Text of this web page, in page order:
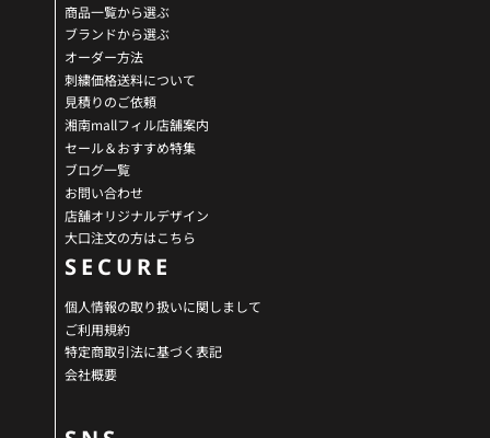
商品一覧から選ぶ
ブランドから選ぶ
オーダー方法
刺繍価格送料について
見積りのご依頼
湘南mallフィル店舗案内
セール＆おすすめ特集
ブログ一覧
お問い合わせ
店舗オリジナルデザイン
大口注文の方はこちら
SECURE
個人情報の取り扱いに関しまして
ご利用規約
特定商取引法に基づく表記
会社概要